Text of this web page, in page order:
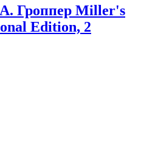
Гроппер Miller's
Edition, 2